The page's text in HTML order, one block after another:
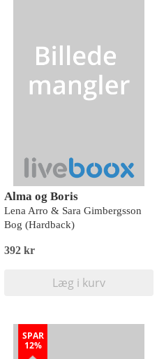
Alma og Boris
Lena Arro & Sara Gimbergsson
Bog (Hardback)
392 kr
Læg i kurv
SPAR
12%